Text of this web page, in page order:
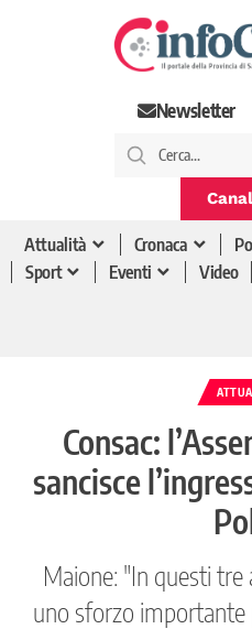
Newsletter
Attualità Cronaca
Sport
Eventi Video
Consac:
sancisce
Maione: "In questi tre
uno sforzo importante